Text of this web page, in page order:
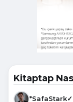
Kitaptap
*SafaStark✓